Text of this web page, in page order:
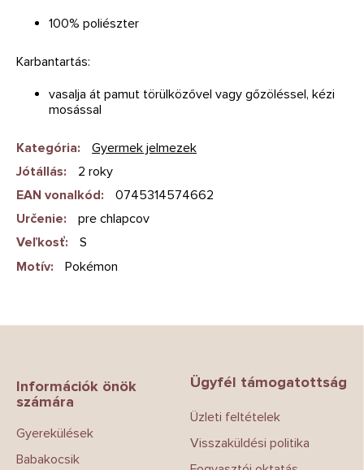
100% poliészter
Karbantartás:
vasalja át pamut törülközővel vagy gőzöléssel, kézi
mosással
Kategória:
Gyermek jelmezek
Jótállás:
2 roky
EAN vonalkód:
0745314574662
Určenie:
pre chlapcov
Veľkosť:
S
Motív: Pokémon
Információk önök
számára
Gyerekülések
Babakocsik
Ügyfél támogatottság
Üzleti feltételek
Visszaküldési politika